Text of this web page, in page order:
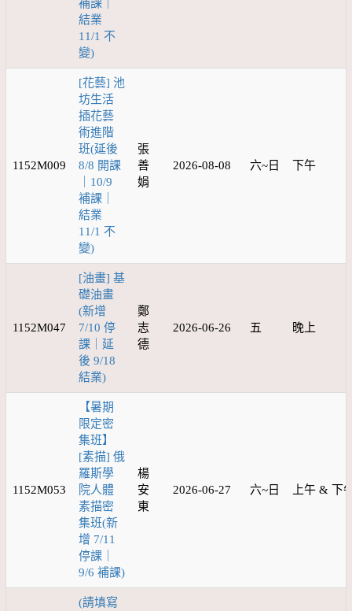
補課｜
結業
11/1 不
變)
1152M009
[花藝] 池
坊生活
插花藝
術進階
班(延後
8/8 開課
｜10/9
補課｜
結業
11/1 不
變)
張
善
娟
2026-08-08 六~日 下午
1152M047
[油畫] 基
礎油畫
(新增
7/10 停
課｜延
後 9/18
結業)
鄭
志
德
2026-06-26 五 晚上
1152M053
【暑期
限定密
集班】
[素描] 俄
羅斯學
院人體
素描密
集班(新
增 7/11
停課｜
9/6 補課)
楊
安
東
2026-06-27 六~日 上午 & 下
(請填寫